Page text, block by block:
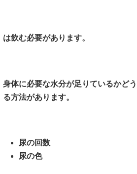
は飲む必要があります。
身体に必要な水分が足りているかど
る方法があります。
尿の回数
尿の色